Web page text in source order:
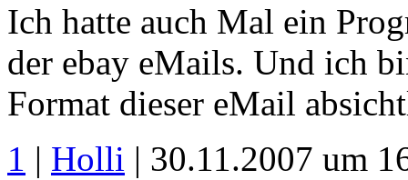
Ich hatte auch Mal ein
der ebay eMails. Und ich
Format dieser eMail
1 | Holli | 30.11.2007 um